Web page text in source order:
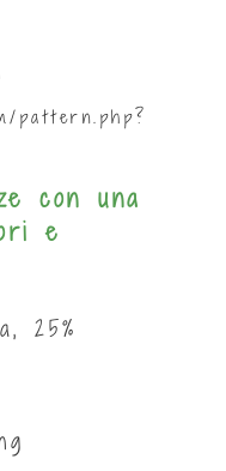
pattern.php?
con una
e
25%